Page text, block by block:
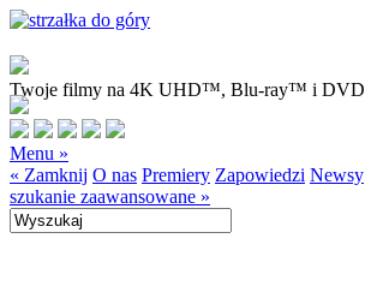
Twoje filmy na 4K UHD™, Blu-ray™ i DVD
Menu »
« Zamknij O nas Premiery Zapowiedzi Newsy
szukanie zaawansowane »